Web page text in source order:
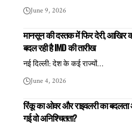
June 9, 2026
मानसून की दस्तक में फिर देरी, आखिर
बदल रही है IMD की तारीख
नई दिल्ली: देश के कई राज्यों…
June 4, 2026
रिंकू का ओवर और राइवलरी का बदलता
गई वो अनिश्चितता?